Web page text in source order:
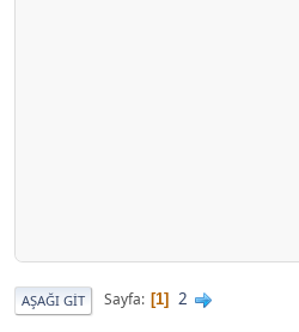
AŞAĞI GIT Sayfa 1 2